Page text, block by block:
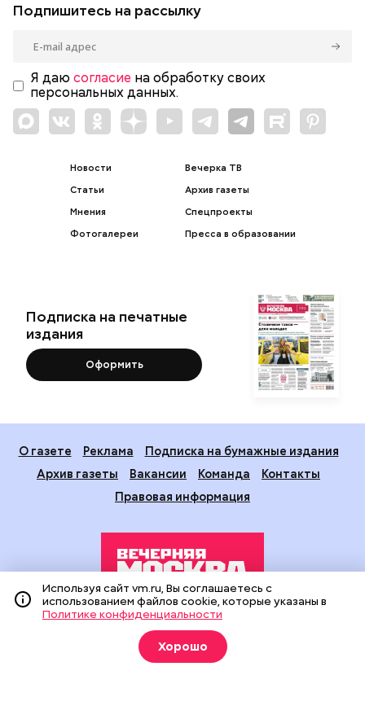
Подпишитесь на рассылку
Я даю согласие на обработку своих
персональных данных.
Новости
Статьи
Мнения
Фотогалереи
Вечерка ТВ
Архив газеты
Спецпроекты
Пресса в образовании
Подписка на печатные
издания
Оформить
О газете Реклама
Подписка на бумажные издания
Архив газеты
Вакансии Команда
Контакты
Правовая информация
Издание создано при финансовой поддержке Департамента
средств массовой информации и рекламы города Москвы.
На сайте применяются рекомендательные технологии
(информационные технологии предоставления информации
Используя сайт vm.ru, Вы соглашаетесь с
использованием файлов cookie, которые указаны в
Политике конфиденциальности
Хорошо